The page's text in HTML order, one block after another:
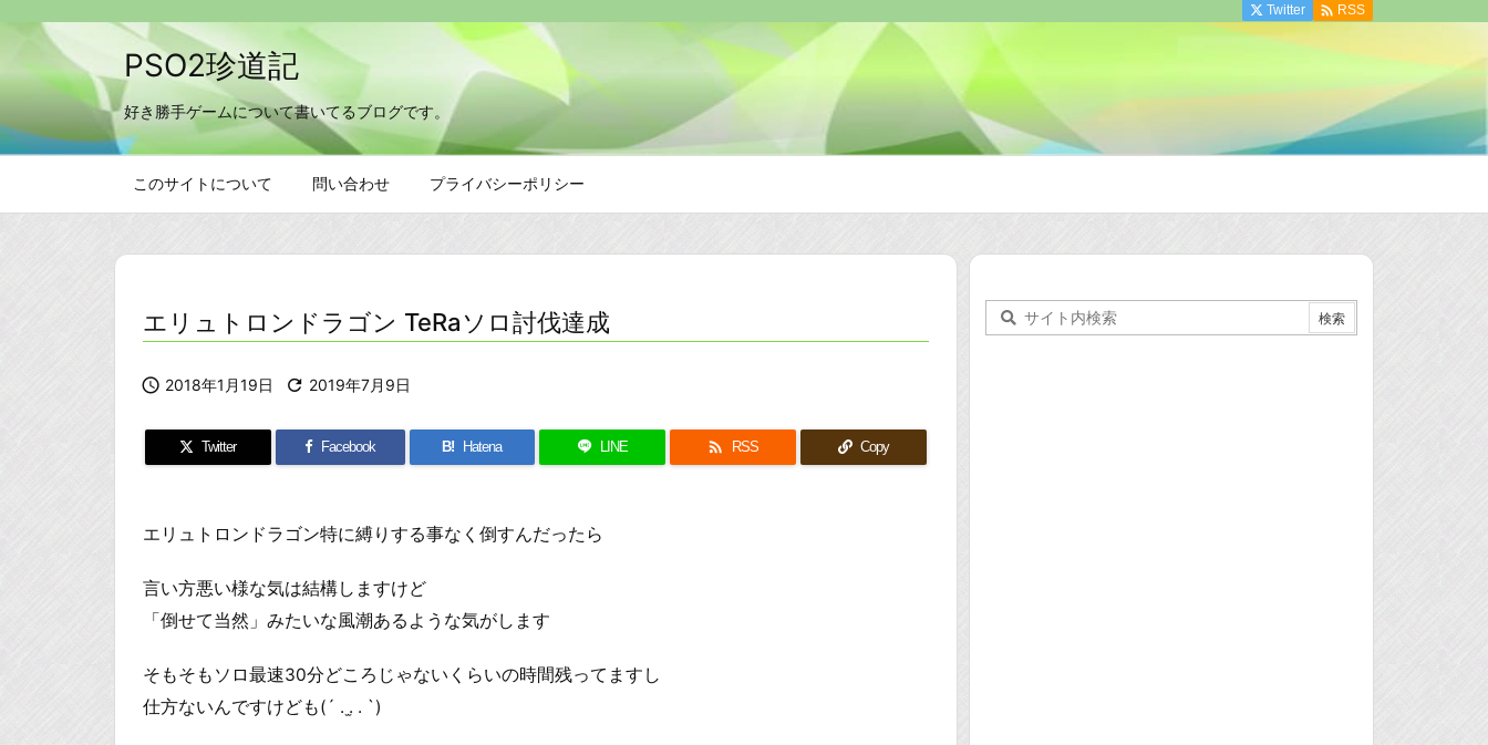
PSO2珍道記
好き勝手ゲームについて書いてるブログです。
このサイトについて 問い合わせ プライバシーポリシー
Twitter  RSS
エリュトロンドラゴン TeRaソロ討伐達成
 2018年1月19日  2019年7月9日
Twitter Facebook B! Hatena LINE  RSS Copy
エリュトロンドラゴン特に縛りする事なく倒すんだったら
言い方悪い様な気は結構しますけど
「倒せて当然」みたいな風潮あるような気がします
そもそもソロ最速30分どころじゃないくらいの時間残ってますし
仕方ないんですけども(´ . .̫ . `)